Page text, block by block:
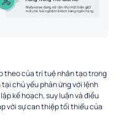
theo của trí tuệ nhân tạo trong
chủ yếu phản ứng với lệnh
kế hoạch, suy luận và điều
với sự can thiệp tối thiểu của